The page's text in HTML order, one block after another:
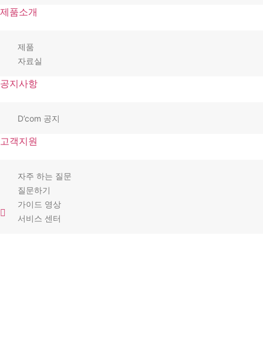
제품소개
제품
자료실
공지사항
D’com 공지
고객지원
자주 하는 질문
질문하기
가이드 영상
서비스 센터